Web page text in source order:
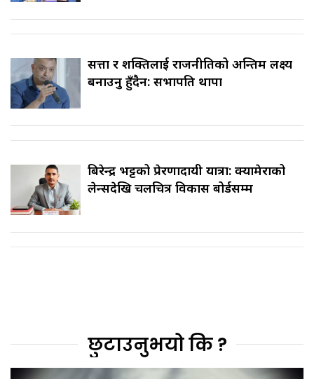
सत्ता र शक्तिलाई राजनीतिको अन्तिम लक्ष्य
बनाउनु हुँदैन: सभापति थापा
बिरेन्द्र भट्टको प्रेरणादायी यात्रा: क्यामेराको
लेन्सदेखि चलचित्र विकास बोर्डसम्म
छुटाउनुभयो कि ?